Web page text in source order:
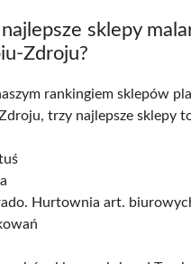
sklepy
Zdroju?
rankingiem sklepów
trzy najlepsze sklepy
Hurtownia art.